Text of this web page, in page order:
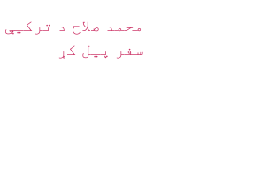
محمد صلاح د
سفر پیل کړ